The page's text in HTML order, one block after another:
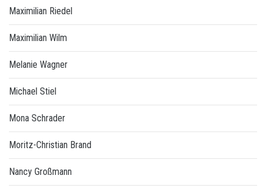
Maximilian Riedel
Maximilian Wilm
Melanie Wagner
Michael Stiel
Mona Schrader
Moritz-Christian Brand
Nancy Großmann